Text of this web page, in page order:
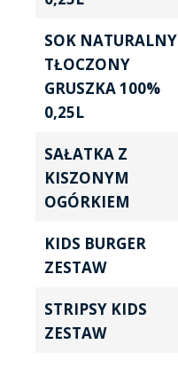
SOK NATURALNY
TŁOCZONY
GRUSZKA 100%
0,25L
SAŁATKA Z
KISZONYM
OGÓRKIEM
KIDS BURGER
ZESTAW
STRIPSY KIDS
ZESTAW